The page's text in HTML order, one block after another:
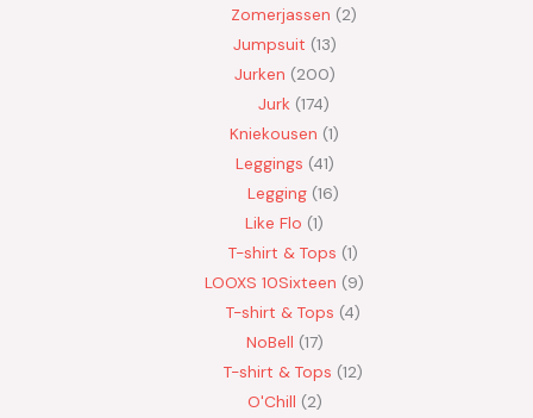
Zomerjassen 2
Jumpsuit 13
Jurken 200
Jurk 174
Kniekousen 1
Leggings 41
Legging 16
Like Flo 1
T-shirt & Tops 1
LOOXS 10Sixteen
9
T-shirt & Tops 4
NoBell 17
T-shirt & Tops 12
O'Chill 2